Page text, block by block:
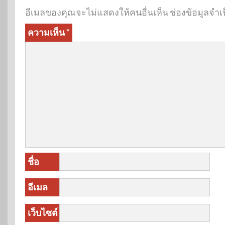
อีเมลของคุณจะไม่แสดงให้คนอื่นเห็นช่องข้อมูลจำ
ความเห็น*
ชื่อ
อีเมล
เว็บไซต์